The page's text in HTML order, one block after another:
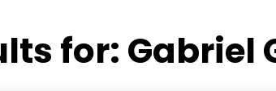
for: Gabriel